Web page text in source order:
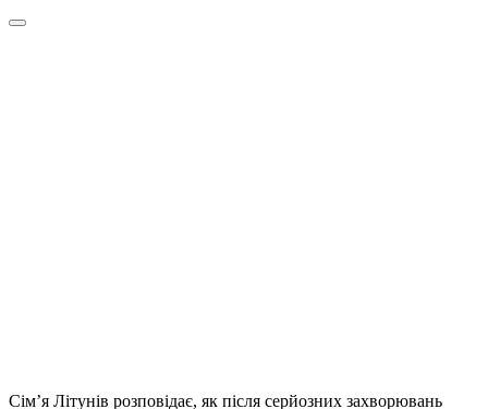
Сім’я Літунів розповідає, як після серйозних захворювань